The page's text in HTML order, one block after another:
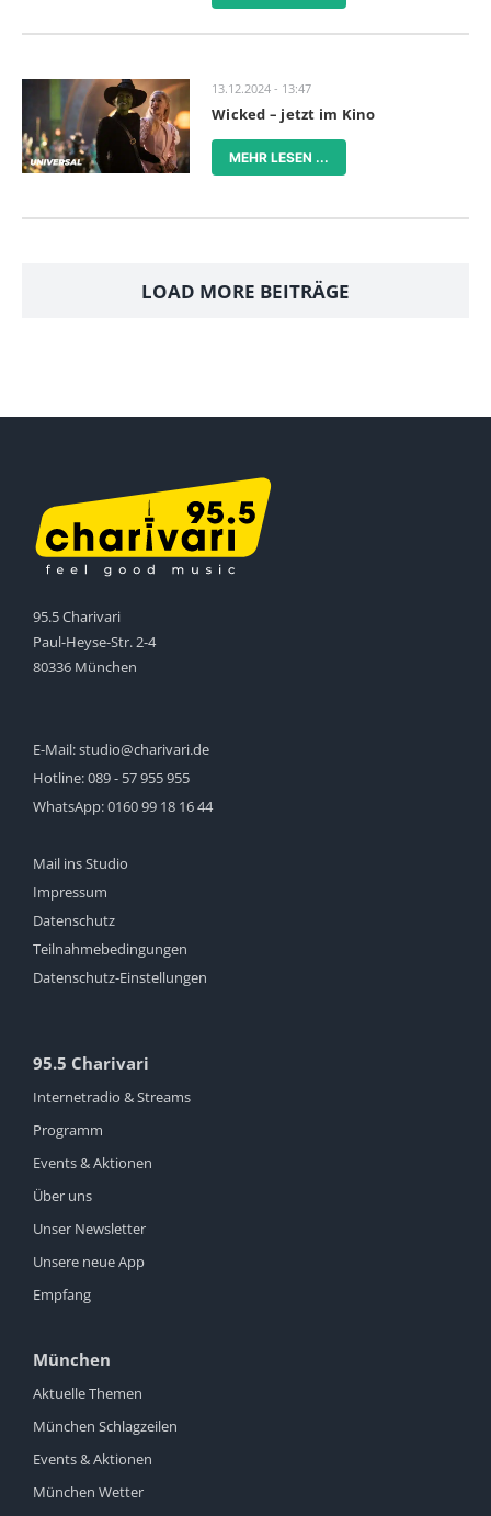
13.12.2024 - 13:47
Wicked – jetzt im Kino
MEHR LESEN ...
LOAD MORE BEITRÄGE
95.5 Charivari
Paul-Heyse-Str. 2-4
80336 München
E-Mail:studio@charivari.de
Hotline:089 - 57 955 955
WhatsApp:0160 99 18 16 44
Mail ins Studio
Impressum
Datenschutz
Teilnahmebedingungen
Datenschutz-Einstellungen
95.5 Charivari
Internetradio & Streams
Programm
Events & Aktionen
Über uns
Unser Newsletter
Unsere neue App
Empfang
München
Aktuelle Themen
München Schlagzeilen
Events & Aktionen
München Wetter